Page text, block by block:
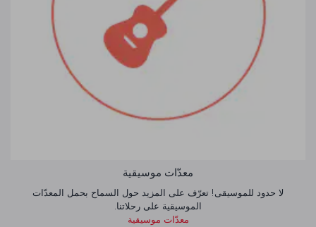
معدّات موسيقية
لا حدود للموسيقى! تعرّف على المزيد حول السماح بحمل المعدّات
الموسيقية على رحلاتنا.
معدّات موسيقية